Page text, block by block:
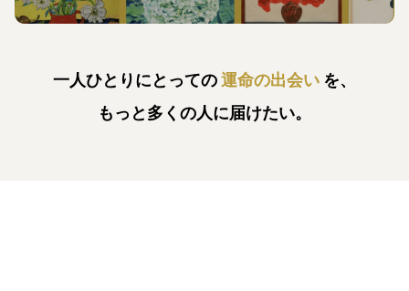
一人ひとりにとっての運命の出会い を、
もっと多くの人に届けたい。